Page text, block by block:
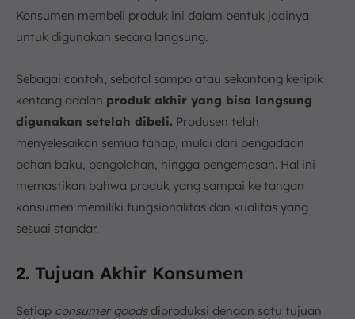
Konsumen membeli produk ini dalam bentuk jadinya
untuk digunakan secara langsung.
Sebagai contoh, sebotol sampo atau sekantong keripik
kentang adalah produk akhir yang bisa langsung
digunakan setelah dibeli. Produsen telah
menyelesaikan semua tahap, mulai dari pengadaan
bahan baku, pengolahan, hingga pengemasan. Hal ini
memastikan bahwa produk yang sampai ke tangan
konsumen memiliki fungsionalitas dan kualitas yang
sesuai standar.
2. Tujuan Akhir Konsumen
Setiap consumer goodsdiproduksi dengan satu tujuan